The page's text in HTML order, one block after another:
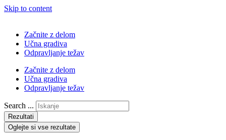
Skip to content
Začnite z delom
Učna gradiva
Odpravljanje težav
Začnite z delom
Učna gradiva
Odpravljanje težav
Search ...
Rezultati
Oglejte si vse rezultate